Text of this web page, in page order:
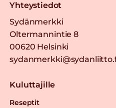
Yhteystiedot
Sydänmerkki
Oltermannintie 8
00620 Helsinki
Kuluttajille
Reseptit